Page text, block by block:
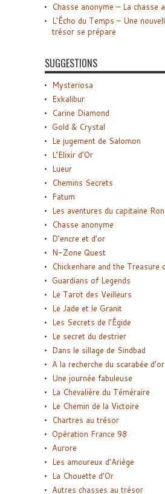
Chasse anonyme – La chasse
L’Écho du Temps – Une
trésor se prépare
SUGGESTIONS
Mysteriosa
Exkalibur
Carine Diamond
Gold & Crystal
Le jugement de Salomon
L’Elixir d’Or
Lueur
Chemins Secrets
Fatum
Les aventures du capitaine
Chasse anonyme
D’encre et d’or
N-Zone Quest
Chickenhare and the
Guardians of Legends
Le Tarot des Veilleurs
Le Jade et le Granit
Les Secrets de l’Égide
Le secret du destrier
Dans le sillage de Sindbad
A la recherche du scarabée d’or
Une journée fabuleuse
La Chevalière du Téméraire
Le Chemin de la Victoire
Chartres au trésor
Opération France 98
Aurore
Les amoureux d’Ariège
La Chouette d’Or
Autres chasses au trésor